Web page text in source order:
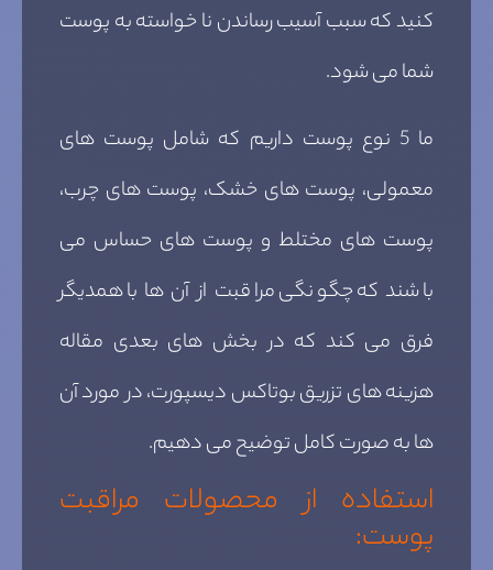
کنید که سبب آسیب رساندن نا خواسته به پوست
شما می شود.
ما 5 نوع پوست داریم که شامل پوست های
معمولی، پوست های خشک، پوست های چرب،
پوست های مختلط و پوست های حساس می
باشند که چگونگی مراقبت از آن ها با همدیگر
فرق می کند که در بخش های بعدی مقاله
هزینه های تزریق بوتاکس دیسپورت، در مورد آن
ها به صورت کامل توضیح می دهیم.
استفاده از محصولات مراقبت
پوست: